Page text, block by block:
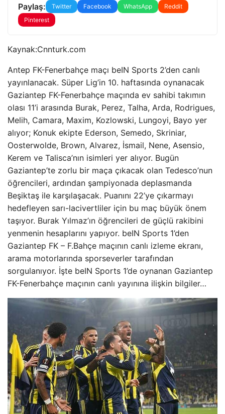
Paylaş: Twitter Facebook WhatsApp
Reddit
Pinterest
Kaynak:Cnnturk.com
Antep FK-Fenerbahçe maçı beIN Sports 2’den canlı
yayınlanacak. Süper Lig’in 10. haftasında oynanacak
Gaziantep FK-Fenerbahçe maçında ev sahibi takımın
olası 11’i arasında Burak, Perez, Talha, Arda, Rodrigues,
Melih, Camara, Maxim, Kozlowski, Lungoyi, Bayo yer
alıyor; Konuk ekipte Ederson, Semedo, Skriniar,
Oosterwolde, Brown, Alvarez, İsmail, Nene, Asensio,
Kerem ve Talisca’nın isimleri yer alıyor. Bugün
Gaziantep’te zorlu bir maça çıkacak olan Tedesco’nun
öğrencileri, ardından şampiyonada deplasmanda
Beşiktaş ile karşılaşacak. Puanını 22’ye çıkarmayı
hedefleyen sarı-lacivertliler için bu maç büyük önem
taşıyor. Burak Yılmaz’ın öğrencileri de güçlü rakibini
yenmenin hesaplarını yapıyor. beIN Sports 1’den
Gaziantep FK – F.Bahçe maçının canlı izleme ekranı,
arama motorlarında sporseverler tarafından
sorgulanıyor. İşte beIN Sports 1’de oynanan Gaziantep
FK-Fenerbahçe maçının canlı yayınına ilişkin bilgiler…